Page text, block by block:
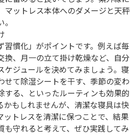
マットレス本体へのダメージと天秤
習慣化」がポイントです。例えば毎
換、月一の立て掛け乾燥など、自分
ケジュールを決めてみましょう。寝
せて除湿シートを干す、季節の変わ
する、といったルーティンも効果的
かもしれませんが、清潔な寝具は快
ットレスを清潔に保つことで、結果
も守れると考えて、ぜひ実践してみ